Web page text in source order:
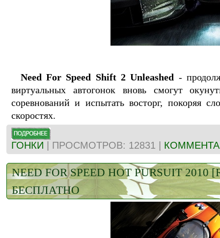
Need For Speed Shift 2 Unleashed
-
виртуальных автогонок вновь смогут
соревнований и испытать восторг, покоряя
скоростях.
ГОНКИ | ПРОСМОТРОВ: 12831 |
NEED FOR SPEED HOT PURSUIT 2010
БЕСПЛАТНО